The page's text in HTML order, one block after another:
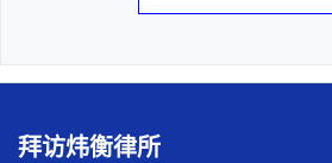
拜访炜衡律所